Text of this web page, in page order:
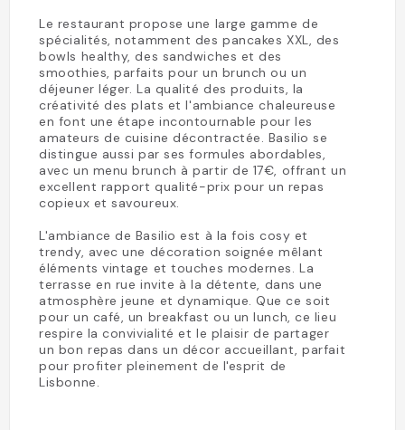
Le restaurant propose une large gamme de
spécialités, notamment des pancakes XXL, des
bowls healthy, des sandwiches et des
smoothies, parfaits pour un brunch ou un
déjeuner léger. La qualité des produits, la
créativité des plats et l'ambiance chaleureuse
en font une étape incontournable pour les
amateurs de cuisine décontractée. Basilio se
distingue aussi par ses formules abordables,
avec un menu brunch à partir de 17€, offrant un
excellent rapport qualité-prix pour un repas
copieux et savoureux.
L'ambiance de Basilio est à la fois cosy et
trendy, avec une décoration soignée mêlant
éléments vintage et touches modernes. La
terrasse en rue invite à la détente, dans une
atmosphère jeune et dynamique. Que ce soit
pour un café, un breakfast ou un lunch, ce lieu
respire la convivialité et le plaisir de partager
un bon repas dans un décor accueillant, parfait
pour profiter pleinement de l'esprit de
Lisbonne.